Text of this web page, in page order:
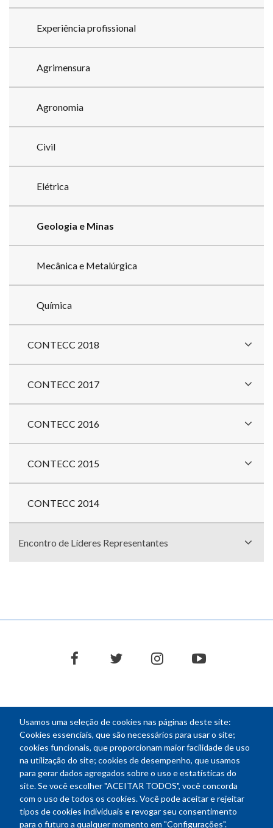
Usamos uma seleção de cookies nas páginas deste site:
Cookies essenciais, que são necessários para usar o site;
cookies funcionais, que proporcionam maior facilidade de uso
na utilização do site; cookies de desempenho, que usamos
para gerar dados agregados sobre o uso e estatísticas do
site. Se você escolher "ACEITAR TODOS", você concorda
com o uso de todos os cookies. Você pode aceitar e rejeitar
tipos de cookies individuais e revogar seu consentimento
para o futuro a qualquer momento em "Configurações".
Experiência profissional
Agrimensura
Agronomia
Civil
Elétrica
Geologia e Minas
Mecânica e Metalúrgica
Química
CONTECC 2018
CONTECC 2017
CONTECC 2016
CONTECC 2015
CONTECC 2014
Encontro de Líderes Representantes
facebooktwitter instagramyoutube
NEWSLETTER
Endereço: SEPN 508, Bloco A